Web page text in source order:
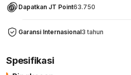
Dapatkan JT Point63.750
Garansi Internasional3 tahun
Spesifikasi